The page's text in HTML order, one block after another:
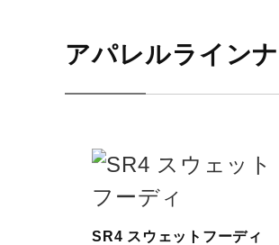
アパレルライン
SR4 スウェットフーディ